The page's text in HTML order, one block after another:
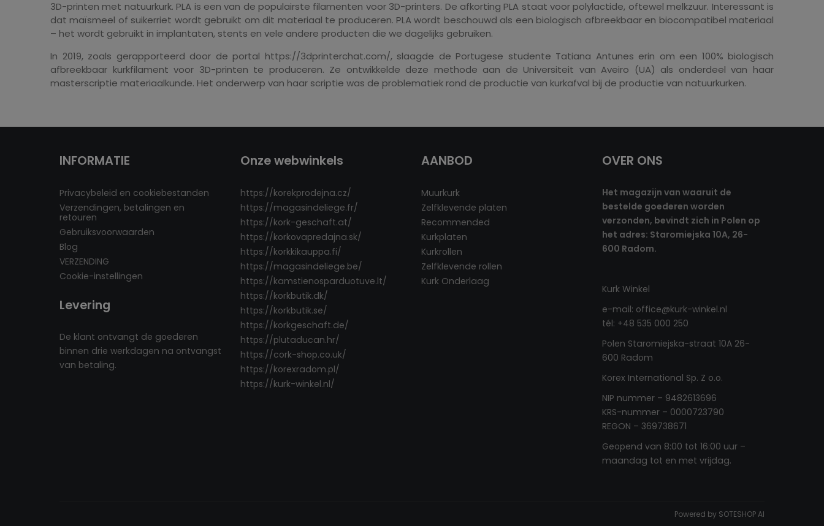
3D-printen met natuurkurk. PLA is een van de populairste filamenten voor 3D-printers. De afkorting PLA staat voor polylactide, oftewel melkzuur. Interessant is
dat maïsmeel of suikerriet wordt gebruikt om dit materiaal te produceren. PLA wordt beschouwd als een biologisch afbreekbaar en biocompatibel materiaal
– het wordt gebruikt in implantaten, stents en vele andere producten die we dagelijks gebruiken.
In 2019, zoals gerapporteerd door de portal https://3dprinterchat.com/, slaagde de Portugese studente Tatiana Antunes erin om een ​​100% biologisch
afbreekbaar kurkfilament voor 3D-printen te produceren. Ze ontwikkelde deze methode aan de Universiteit van Aveiro (UA) als onderdeel van haar
masterscriptie materiaalkunde. Het onderwerp van haar scriptie was de problematiek rond de productie van kurkafval bij de productie van natuurkurken.
INFORMATIE
Privacybeleid en cookiebestanden
Verzendingen, betalingen en
retouren
Gebruiksvoorwaarden
Blog
VERZENDING
Cookie-instellingen
Levering
De klant ontvangt de goederen
binnen drie werkdagen na ontvangst
van betaling.
Onze webwinkels
https://korekprodejna.cz/
https://magasindeliege.fr/
https://kork-geschaft.at/
https://korkovapredajna.sk/
https://korkkikauppa.fi/
https://magasindeliege.be/
https://kamstienosparduotuve.lt/
https://korkbutik.dk/
https://korkbutik.se/
https://korkgeschaft.de/
https://plutaducan.hr/
https://cork-shop.co.uk/
https://korexradom.pl/
https://kurk-winkel.nl/
AANBOD
Muurkurk
Zelfklevende platen
Recommended
Kurkplaten
Kurkrollen
Zelfklevende rollen
Kurk Onderlaag
OVER ONS
Het magazijn van waaruit de
bestelde goederen worden
verzonden, bevindt zich in Polen op
het adres: Staromiejska 10A, 26-
600 Radom.
Kurk Winkel
e-mail: office@kurk-winkel.nl
tél: +48 535 000 250
Polen Staromiejska-straat 10A 26-
600 Radom
Korex International Sp. Z o.o.
NIP nummer – 9482613696
KRS-nummer – 0000723790
REGON – 369738671
Geopend van 8:00 tot 16:00 uur –
maandag tot en met vrijdag.
Powered by SOTESHOP AI